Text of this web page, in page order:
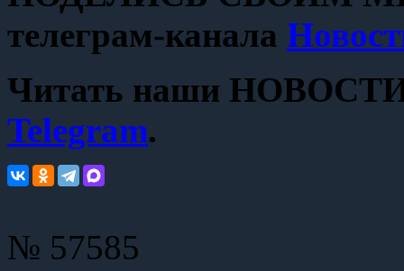
телеграм-канала
Читать наши НОВОСТИ
Telegram.
№ 57585